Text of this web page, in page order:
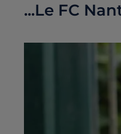
...Le FC